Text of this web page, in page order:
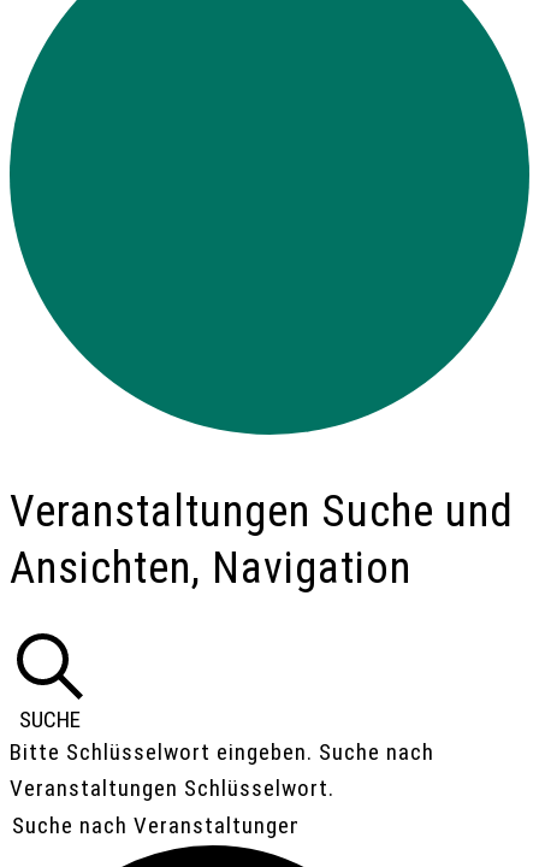
VERANSTALTUNGEN
FÜR
1.
MAI
2026
Veranstaltungen Suche und
Ansichten, Navigation
SUCHE
Bitte Schlüsselwort eingeben. Suche nach
Veranstaltungen Schlüsselwort.